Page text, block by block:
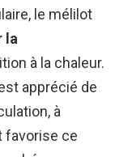
le mélilot
la
à la chaleur.
apprécié de
à
favorise ce